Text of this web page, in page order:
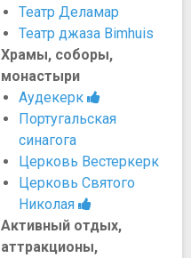
Театр Деламар
Театр джаза Bimhuis
Храмы, соборы,
монастыри
Аудекерк
Португальская
синагога
Церковь Вестеркерк
Церковь Святого
Николая
Активный отдых,
аттракционы,